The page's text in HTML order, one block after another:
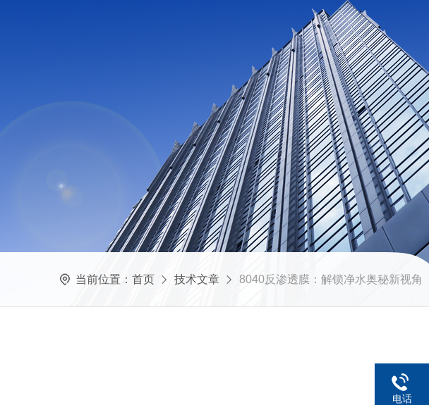
当前位置： 首页 技术文章 8040反渗透膜：解锁净水奥秘新视角
电话